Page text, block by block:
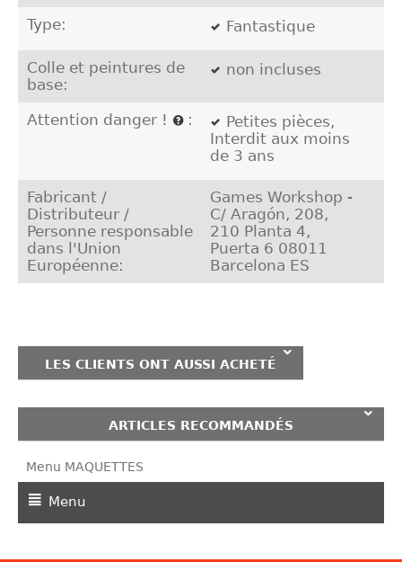
Type: Fantastique
Colle et peintures de
base:
non incluses
Attention danger ! :
Petites pièces,
Interdit aux moins
de 3 ans
Fabricant /
Distributeur /
Personne responsable
dans l'Union
Européenne:
Games Workshop -
C/ Aragón, 208,
210 Planta 4,
Puerta 6 08011
Barcelona ES
LES CLIENTS ONT AUSSI ACHETÉ
ARTICLES RECOMMANDÉS
Menu MAQUETTES
Menu